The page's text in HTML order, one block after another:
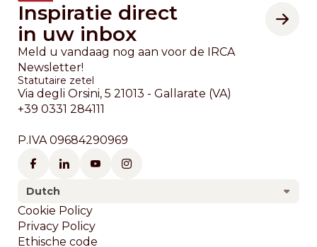
Inspiratie direct
in uw inbox
Meld u vandaag nog aan voor de IRCA
Newsletter!
Statutaire zetel
Via degli Orsini, 5 21013 - Gallarate (VA)
+39 0331 284111
P.IVA 09684290969
Dutch
Footer
Cookie Policy
Privacy Policy
Ethische code